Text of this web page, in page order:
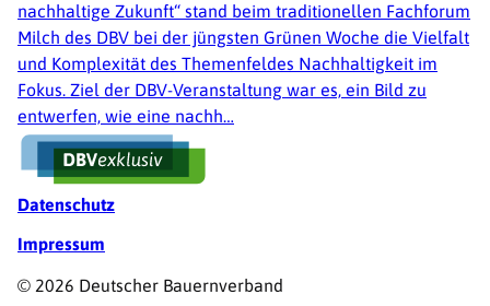
nachhaltige Zukunft“ stand beim traditionellen Fachforum
Milch des DBV bei der jüngsten Grünen Woche die Vielfalt
und Komplexität des Themenfeldes Nachhaltigkeit im
Fokus. Ziel der DBV-Veranstaltung war es, ein Bild zu
entwerfen, wie eine nachh…
Fußzeile
Datenschutz
Impressum
© 2026 Deutscher Bauernverband